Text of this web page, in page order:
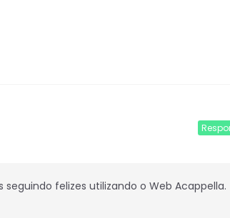
felizes utilizando o Web Acappella.